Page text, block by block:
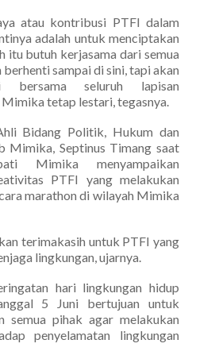
atau kontribusi PTFI dalam
adalah untuk menciptakan
itu butuh kerjasama dari semua
sampai di sini, tapi akan
bersama seluruh lapisan
tetap lestari, tegasnya.
Bidang Politik, Hukum dan
Mimika, Septinus Timang saat
Mimika menyampaikan
PTFI yang melakukan
marathon di wilayah Mimika
terimakasih untuk PTFI yang
lingkungan, ujarnya.
hari lingkungan hidup
5 Juni bertujuan untuk
semua pihak agar melakukan
penyelamatan lingkungan